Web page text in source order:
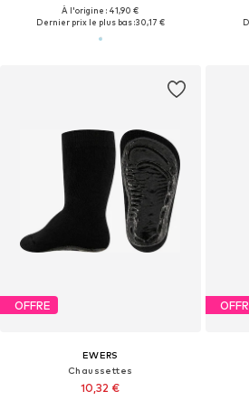
À l'origine : 41,90 €
Dernier prix le plus bas :30,17 €
OFFRE
EWERS
Chaussettes
10,32 €